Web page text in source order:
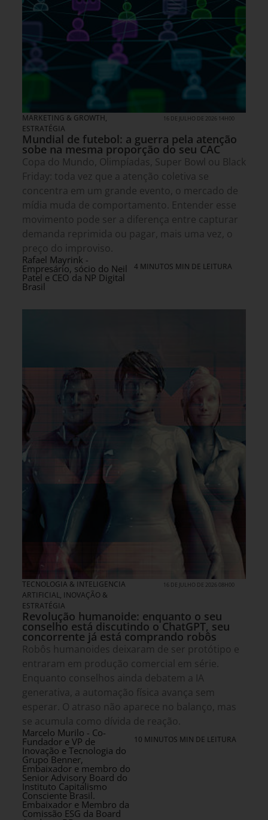
MARKETING & GROWTH,
ESTRATÉGIA
16 DE JULHO DE 2026 14H00
Mundial de futebol: a guerra pela atenção
sobe na mesma proporção do seu CAC
Copa do Mundo, Olimpíadas, Super Bowl ou Black
Friday: toda vez que a atenção coletiva se
concentra em um grande evento, o mercado de
mídia muda de comportamento. Entender esse
movimento pode ser a diferença entre capturar
demanda reprimida ou pagar, mais uma vez, o
preço do improviso.
Rafael Mayrink -
Empresário, sócio do Neil
Patel e CEO da NP Digital
Brasil
4 MINUTOS MIN DE LEITURA
TECNOLOGIA & INTELIGENCIA
ARTIFICIAL, INOVAÇÃO &
ESTRATÉGIA
16 DE JULHO DE 2026 08H00
Revolução humanoide: enquanto o seu
conselho está discutindo o ChatGPT, seu
concorrente já está comprando robôs
Robôs humanoides deixaram de ser protótipo e
entraram em produção comercial em série.
Enquanto conselhos ainda debatem a IA
generativa, a automação física avança sem
esperar. O atraso não aparece no balanço, mas
se acumula como dívida de reação.
Marcelo Murilo - Co-
Fundador e VP de
Inovação e Tecnologia do
Grupo Benner,
Embaixador e membro do
Senior Advisory Board do
Instituto Capitalismo
Consciente Brasil.
Embaixador e Membro da
Comissão ESG da Board
10 MINUTOS MIN DE LEITURA